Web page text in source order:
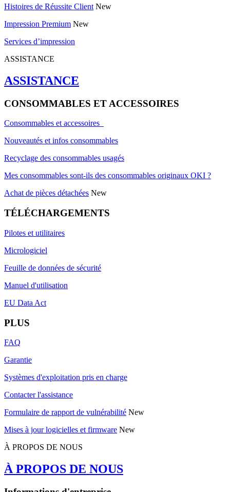
Histoires de Réussite Client New
Impression Premium New
Services d’impression
ASSISTANCE
ASSISTANCE
CONSOMMABLES ET ACCESSOIRES
Consommables et accessoires
Nouveautés et infos consommables
Recyclage des consommables usagés
Mes consommables sont-ils des consommables originaux OKI ?
Achat de pièces détachées New
TÉLÉCHARGEMENTS
Pilotes et utilitaires
Micrologiciel
Feuille de données de sécurité
Manuel d'utilisation
EU Data Act
PLUS
FAQ
Garantie
Systèmes d'exploitation pris en charge
Contacter l'assistance
Formulaire de rapport de vulnérabilité New
Mises à jour logicielles et firmware New
À PROPOS DE NOUS
À PROPOS DE NOUS